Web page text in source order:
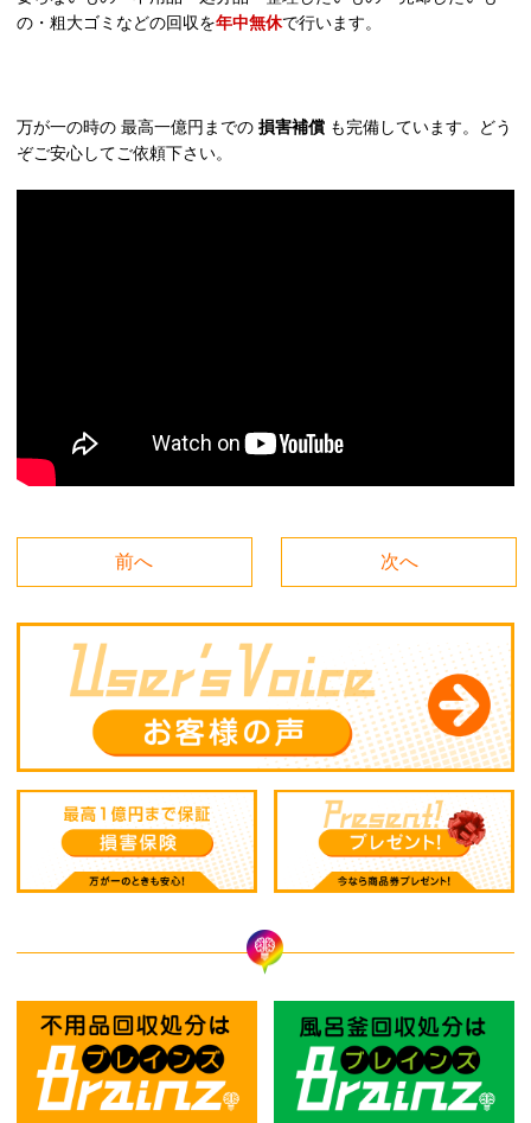
の・粗大ゴミなどの回収を年中無休で行います。
万が一の時の 最高一億円までの 損害補償 も完備しています。どう
ぞご安心してご依頼下さい。
前へ 次へ